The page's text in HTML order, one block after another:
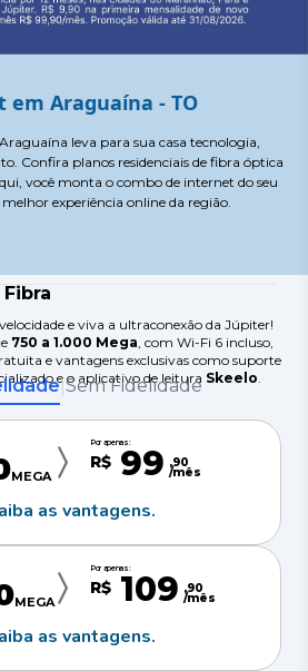
Araguaína - TO
leva para sua casa tecnologia,
Confira planos residenciais de fibra óptica
você monta o combo de internet do seu
experiência online da região.
e viva a ultraconexão da Júpiter!
750 a 1.000 Mega, com Wi-Fi 6 incluso,
e vantagens exclusivas como suporte
e o aplicativo de leitura Skeelo.
|Sem Fidelidade
MEGA
Por apenas:
R$ 99 ,90
/mês
as vantagens.
MEGA
Por apenas:
R$ 109 ,90
/mês
as vantagens.